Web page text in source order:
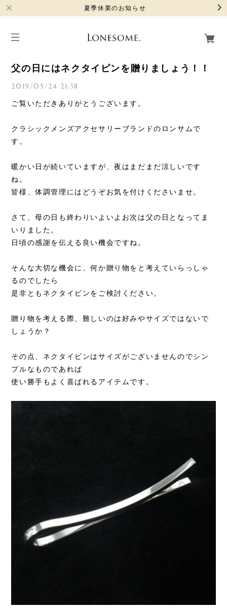
夏季休業のお知らせ
父の日にはネクタイピンを贈りましょう！！
2019/05/24 21:38
ご覧いただきありがとうございます。
クラシックメンズアクセサリーブランドのロンサムで
す。
暖かい日が続いていますが、夜はまだまだ涼しいです
ね。
皆様、体調管理にはどうぞお気を付けくださいませ。
さて、母の日も終わりいよいよお次は父の日となってま
いりました。
日頃の感謝を伝える良い機会ですね。
そんな大切な機会に、何か贈り物をと考えていらっしゃ
るのでしたら
是非ともネクタイピンをご検討ください。
贈り物を考える際、難しいのは好みやサイズではないで
しょうか？
その点、ネクタイピンはサイズがございませんのでシン
プルなものであれば
使い勝手もよく喜ばれるアイテムです。